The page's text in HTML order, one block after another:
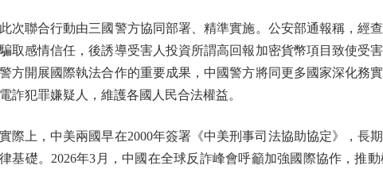
聯合行動由三國警方協同部署、精準實施。公安部通報稱，經
取感情信任，後誘導受害人投資所謂高回報加密貨幣項目致使受
方開展國際執法合作的重要成果，中國警方將同更多國家深化務
詐犯罪嫌疑人，維護各國人民合法權益。
上，中美兩國早在2000年簽署《中美刑事司法協助協定》，長
基礎。2026年3月，中國在全球反詐峰會呼籲加強國際協作，推